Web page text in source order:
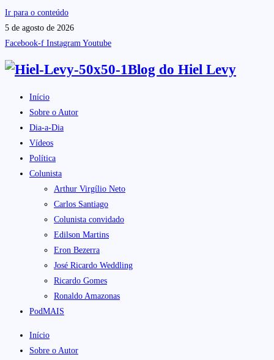
Ir para o conteúdo
5 de agosto de 2026
Facebook-f Instagram Youtube
Blog do Hiel Levy
Início
Sobre o Autor
Dia-a-Dia
Vídeos
Política
Colunista
Arthur Virgílio Neto
Carlos Santiago
Colunista convidado
Edilson Martins
Eron Bezerra
José Ricardo Weddling
Ricardo Gomes
Ronaldo Amazonas
PodMAIS
Início
Sobre o Autor